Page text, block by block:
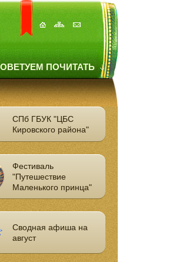
ПОЧИТАТЬ
СПб ГБУК "ЦБС
Кировского района"
Фестиваль
"Путешествие
Маленького принца"
Сводная афиша на
август